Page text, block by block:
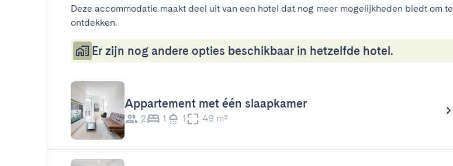
Deze accommodatie maakt deel uit van een hotel dat nog meer mogelijkheden biedt om te
ontdekken.
Er zijn nog andere opties beschikbaar in hetzelfde hotel.
Appartement met één slaapkamer
2 1 1 49 m²